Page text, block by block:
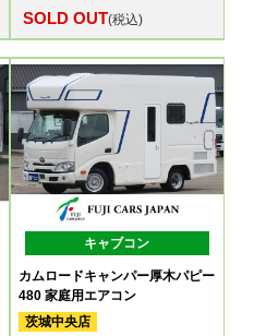
SOLD OUT(税込)
キャブコン
カムロードキャンパー厚木パピー
480 家庭用エアコン
茨城中央店